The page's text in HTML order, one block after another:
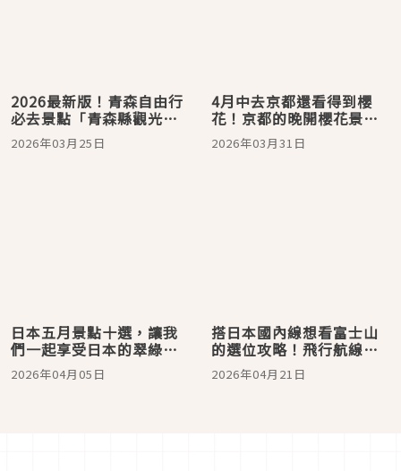
2026最新版！青森自由行
必去景點「青森縣觀光物
產館ASPAM」必買伴手禮
與美食一次大大滿足！
2026年03月25日
4月中去京都還看得到櫻
花！京都的晚開櫻花景點5
選
2026年03月31日
日本五月景點十選，讓我
們一起享受日本的翠綠景
色吧！
2026年04月05日
搭日本國內線想看富士山
的選位攻略！飛行航線左
右側景點加碼告訴你
2026年04月21日